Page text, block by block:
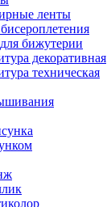
ленты
бижутерии
декоративная
техническая